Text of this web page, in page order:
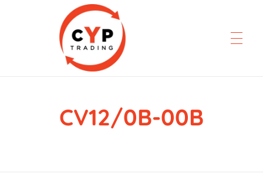
CYP Trading
Professionelle Ersatzteilbeschaffung
CV12/0B-00B